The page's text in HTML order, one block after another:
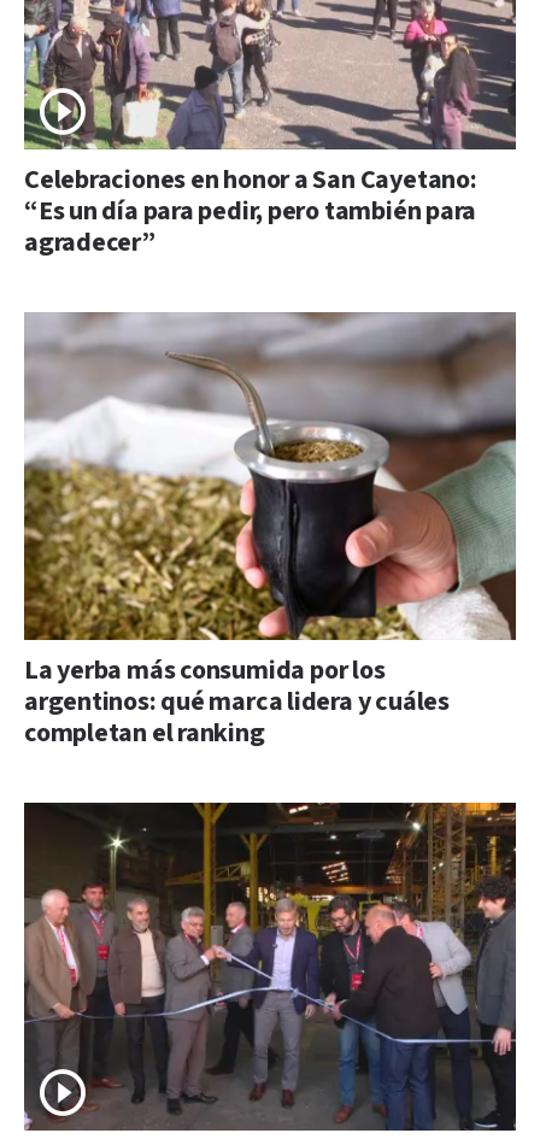
Celebraciones en honor a San Cayetano:
“Es un día para pedir, pero también para
agradecer”
La yerba más consumida por los
argentinos: qué marca lidera y cuáles
completan el ranking